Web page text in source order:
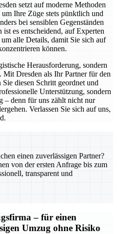
setzt auf moderne Methoden
Ihre Züge stets pünktlich und
bei sensiblen Gegenständen
es entscheidend, auf Experten
alle Details, damit Sie sich auf
können.
Herausforderung, sondern
Dresden als Ihr Partner für den
diesen Schritt geordnet und
Unterstützung, sondern
– denn für uns zählt nicht nur
Verlassen Sie sich auf uns,
einen zuverlässigen Partner?
von der ersten Anfrage bis zum
transparent und
– für einen
Umzug ohne Risiko